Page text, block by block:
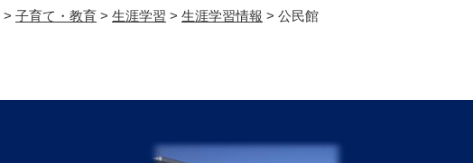
> 子育て・教育 > 生涯学習 > 生涯学習情報 > 公民館